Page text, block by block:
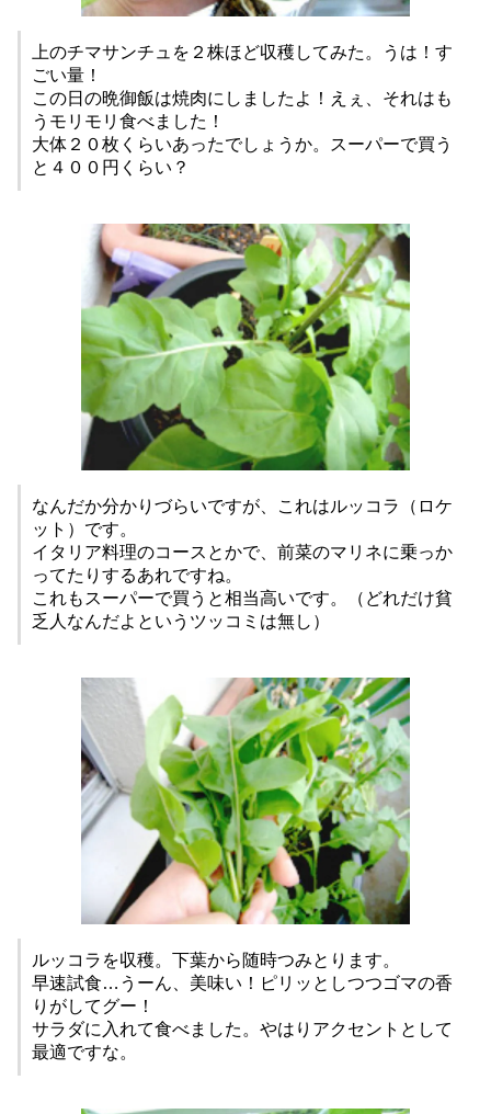
上のチマサンチュを２株ほど収穫してみた。うは！す
ごい量！
この日の晩御飯は焼肉にしましたよ！えぇ、それはも
うモリモリ食べました！
大体２０枚くらいあったでしょうか。スーパーで買う
と４００円くらい？
なんだか分かりづらいですが、これはルッコラ（ロケ
ット）です。
イタリア料理のコースとかで、前菜のマリネに乗っか
ってたりするあれですね。
これもスーパーで買うと相当高いです。（どれだけ貧
乏人なんだよというツッコミは無し）
ルッコラを収穫。下葉から随時つみとります。
早速試食…うーん、美味い！ピリッとしつつゴマの香
りがしてグー！
サラダに入れて食べました。やはりアクセントとして
最適ですな。